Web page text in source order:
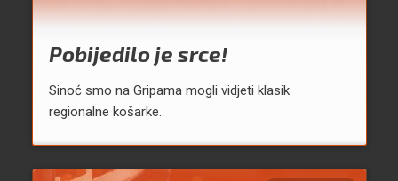
Pobijedilo je srce!
Sinoć smo na Gripama mogli vidjeti klasik
regionalne košarke.